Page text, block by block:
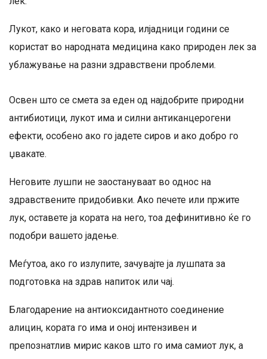
Лукот, како и неговата кора, илјадници години се
користат во народната медицина како природен лек за
ублажување на разни здравствени проблеми.
Освен што се смета за еден од најдобрите природни
антибиотици, лукот има и силни антиканцерогени
ефекти, особено ако го јадете сиров и ако добро го
џвакате.
Неговите лушпи не заостануваат во однос на
здравствените придобивки. Ако печете или пржите
лук, оставете ја кората на него, тоа дефинитивно ќе го
подобри вашето јадење.
Меѓутоа, ако го излупите, зачувајте ја лушпата за
подготовка на здрав напиток или чај.
Благодарение на антиоксидантното соединение
алицин, кората го има и оној интензивен и
препознатлив мирис каков што го има самиот лук, а